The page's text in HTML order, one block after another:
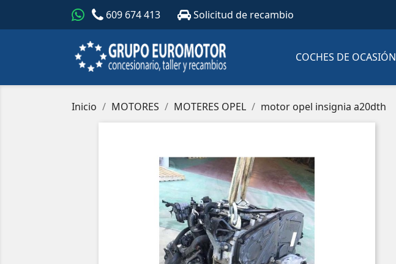
609 674 413 Solicitud de recambio
COCHES DE OCASIÓN
Inicio MOTORES MOTERES OPEL motor opel insignia a20dth